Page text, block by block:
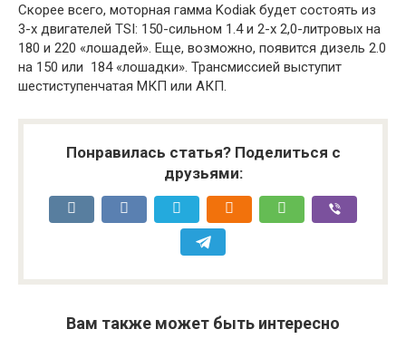
Скорее всего, моторная гамма Kodiak будет состоять из
3-х двигателей TSI: 150-сильном 1.4 и 2-х 2,0-литровых на
180 и 220 «лошадей». Еще, возможно, появится дизель 2.0
на 150 или 184 «лошадки». Трансмиссией выступит
шестиступенчатая МКП или АКП.
Понравилась статья? Поделиться с
друзьями:
Вам также может быть интересно